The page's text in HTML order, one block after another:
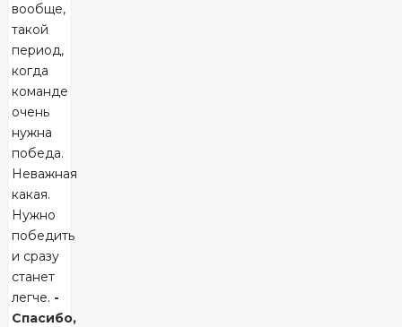
вообще,
такой
период,
когда
команде
очень
нужна
победа.
Неважная
какая.
Нужно
победить
и сразу
станет
легче. -
Спасибо,